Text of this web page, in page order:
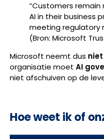
“Customers
AI in their business
meeting regulatory
(Bron: Microsoft
Microsoft neemt dus niet
organisatie moet AI
niet afschuiven op de
Hoe weet ik of